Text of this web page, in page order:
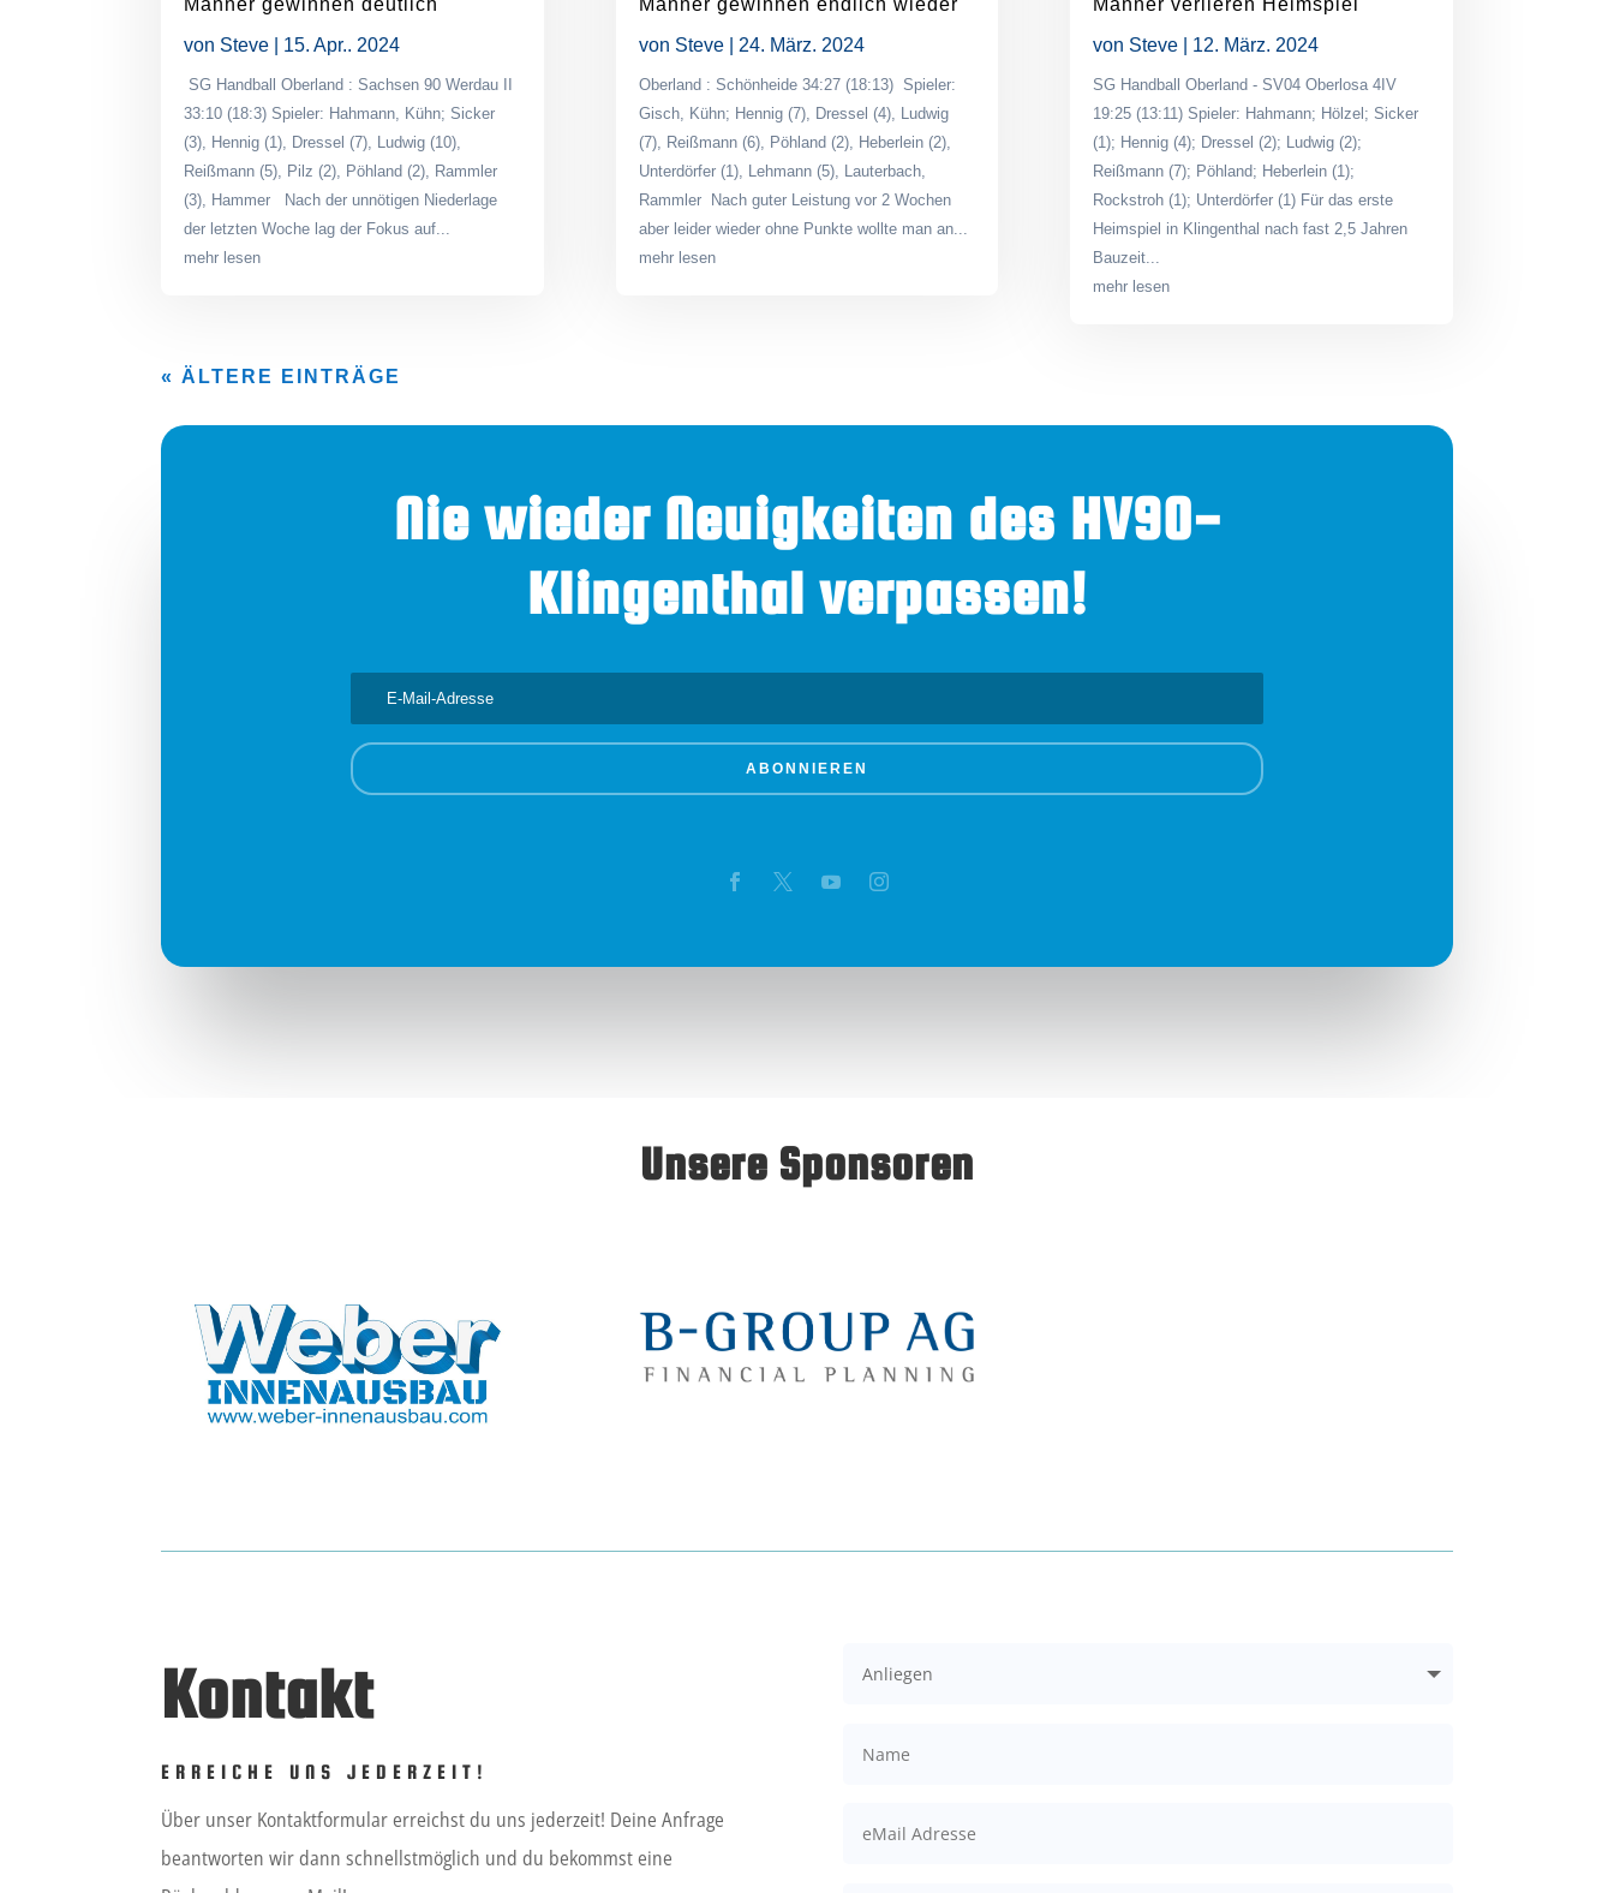
Männer gewinnen deutlich
von Steve 15. Apr.. 2024
SG Handball Oberland : Sachsen 90 Werdau II
33:10 (18:3) Spieler: Hahmann, Kühn; Sicker
(3), Hennig (1), Dressel (7), Ludwig (10),
Reißmann (5), Pilz (2), Pöhland (2), Rammler
(3), Hammer Nach der unnötigen Niederlage
der letzten Woche lag der Fokus auf...
mehr lesen
Männer gewinnen endlich wieder
von Steve| 24. März. 2024
Oberland : Schönheide 34:27 (18:13) Spieler:
Gisch, Kühn; Hennig (7), Dressel (4), Ludwig
(7), Reißmann (6), Pöhland (2), Heberlein (2),
Unterdörfer (1), Lehmann (5), Lauterbach,
Rammler Nach guter Leistung vor 2 Wochen
aber leider wieder ohne Punkte wollte man an...
mehr lesen
Männer verlieren Heimspiel
von Steve| 12. März. 2024
SG Handball Oberland - SV04 Oberlosa 4IV
19:25 (13:11) Spieler: Hahmann; Hölzel; Sicker
(1); Hennig (4); Dressel (2); Ludwig (2);
Reißmann (7); Pöhland; Heberlein (1);
Rockstroh (1); Unterdörfer (1) Für das erste
Heimspiel in Klingenthal nach fast 2,5 Jahren
Bauzeit...
mehr lesen
« ÄLTERE EINTRÄGE
Nie wieder Neuigkeiten des HV90-
Klingenthal verpassen!
ABONNIEREN
Unsere Sponsoren
Kontakt
ERREICHE UNS JEDERZEIT!
Über unser Kontaktformular erreichst du uns jederzeit! Deine Anfrage
beantworten wir dann schnellstmöglich und du bekommst eine